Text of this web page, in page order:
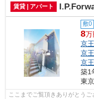
賃貸 | アパート
敷0
8万
京
京
京
築1
東
ここまでご覧頂きありがとう